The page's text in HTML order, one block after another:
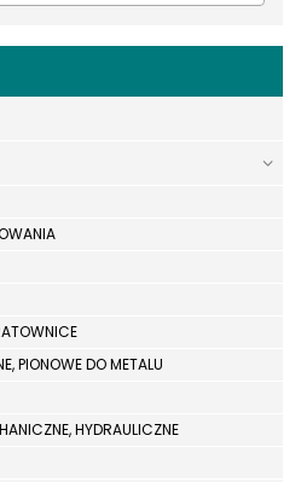
PIONOWE DO METALU
HYDRAULICZNE